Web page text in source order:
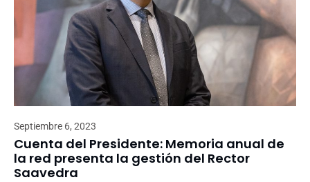
Septiembre 6, 2023
Cuenta del Presidente: Memoria anual de
la red presenta la gestión del Rector
Saavedra